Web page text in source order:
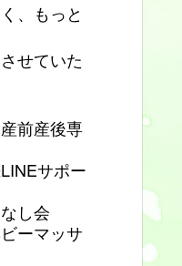
、もっと
せていた
前産後専
サポー
し会
ーマッサ